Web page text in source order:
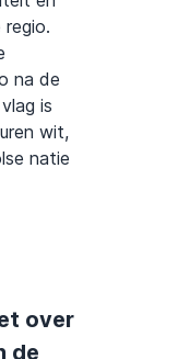
na de
is
wit,
natie
over
de